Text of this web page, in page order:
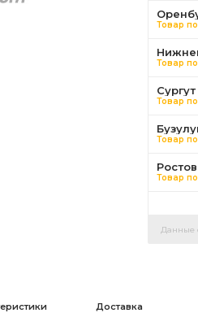
Товар
Товар
Сургут
Товар
Товар
Товар
Данные
Доставка